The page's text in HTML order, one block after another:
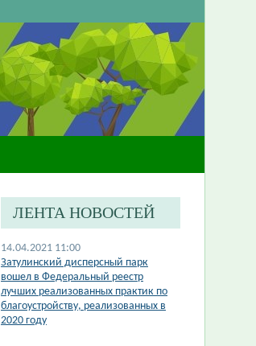
ЛЕНТА НОВОСТЕЙ
14.04.2021 11:00
Затулинский дисперсный парк
вошел в Федеральный реестр
лучших реализованных практик по
благоустройству, реализованных в
2020 году